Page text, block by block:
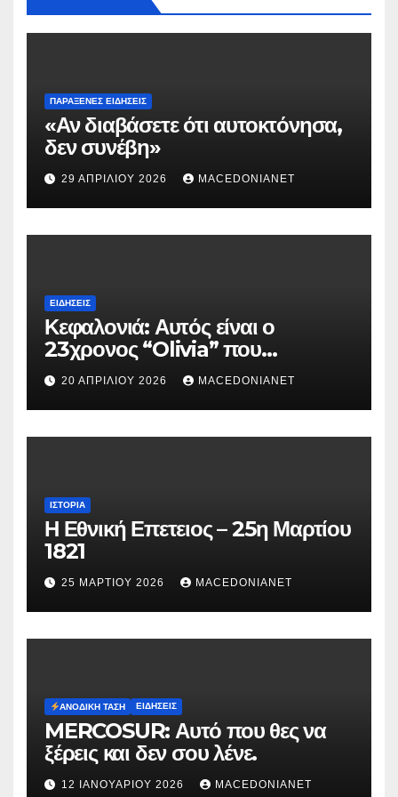
ΠΑΡΆΞΕΝΕΣ ΕΙΔΉΣΕΙΣ
«Αν διαβάσετε ότι αυτοκτόνησα,
δεν συνέβη»
29 ΑΠΡΙΛΊΟΥ 2026 MACEDONIANET
ΕΙΔΉΣΕΙΣ
Κεφαλονιά: Αυτός είναι ο
23χρονος “Olivia” που
κατηγορείται για τον θάνατο της
Μυρτούς
20 ΑΠΡΙΛΊΟΥ 2026 MACEDONIANET
ΙΣΤΟΡΊΑ
Η Εθνική Επετειος – 25η Μαρτίου
1821
25 ΜΑΡΤΊΟΥ 2026 MACEDONIANET
ΑΝΟΔΙΚΉ ΤΆΣΗ ΕΙΔΉΣΕΙΣ
MERCOSUR: Αυτό που θες να
ξέρεις και δεν σου λένε.
12 ΙΑΝΟΥΑΡΊΟΥ 2026 MACEDONIANET